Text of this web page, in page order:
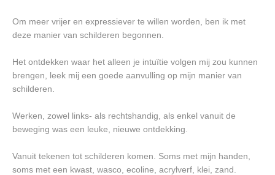
Om meer vrijer en expressiever te willen worden, ben ik met
deze manier van schilderen begonnen.
Het ontdekken waar het alleen je intuïtie volgen mij zou kunnen
brengen, leek mij een goede aanvulling op mijn manier van
schilderen.
Werken, zowel links- als rechtshandig, als enkel vanuit de
beweging was een leuke, nieuwe ontdekking.
Vanuit tekenen tot schilderen komen. Soms met mijn handen,
soms met een kwast, wasco, ecoline, acrylverf, klei, zand.